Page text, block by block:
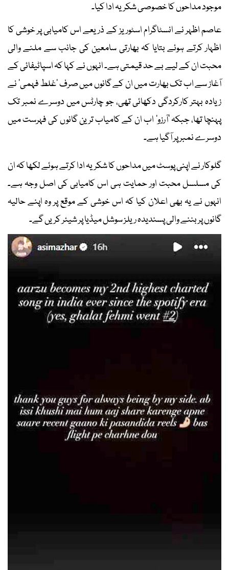
موجود مداحوں کا خصوصی شکریہ ادا کیا۔
عاصم اظہر نے انسٹاگرام اسٹوریز کے ذریعے اس کامیابی پر خوشی کا
اظہار کرتے ہوئے بتایا کہ بھارتی سامعین کی جانب سے ملنے والی
محبت ان کے لیے بے حد قیمتی ہے۔ انہوں نے کہا کہ اسپاٹیفائی کے
آغاز سے اب تک بھارت میں ان کے گانوں میں صرف ’غلط فہمی‘ نے
زیادہ بہتر کارکردگی دکھائی تھی، جو چارٹس میں دوسرے نمبر تک
پہنچا تھا، جبکہ ’آرزو‘ اب ان کے کامیاب ترین گانوں کی فہرست میں
دوسرے نمبر پر آگیا ہے۔
گلوکار نے اپنی پوسٹ میں مداحوں کا شکریہ ادا کرتے ہوئے لکھا کہ ان
کی مسلسل محبت اور حمایت ہی اس کامیابی کی اصل وجہ ہے۔
انہوں نے یہ بھی اعلان کیا کہ اس خوشی کے موقع پر وہ اپنے حالیہ
گانوں پر بننے والی پسندیدہ ریلز سوشل میڈیا پر شیئر کریں گے۔